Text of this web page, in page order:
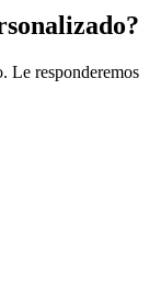
Le responderemos